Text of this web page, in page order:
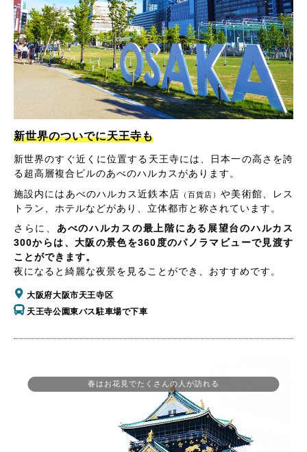
新世界のついでに天王寺も
新世界のすぐ近くに位置する天王寺には、日本一の高さを誇
る超高層複合ビルのあべのハルカスがあります。
施設内にはあべのハルカス近鉄本店 （百貨店）や美術館、レス
トラン、ホテルなどがあり、立体都市と称されています。
さらに、 あべのハルカスの最上階にある展望台のハルカス
300からは、大阪の景色を360度のパノラマビューで見渡す
ことができます。
夜になると綺麗な夜景を見ることができ、おすすめです。
大阪府大阪市天王寺区
天王寺公園東バス駐車場で下車
春はお花見でたくさんの人が訪れる